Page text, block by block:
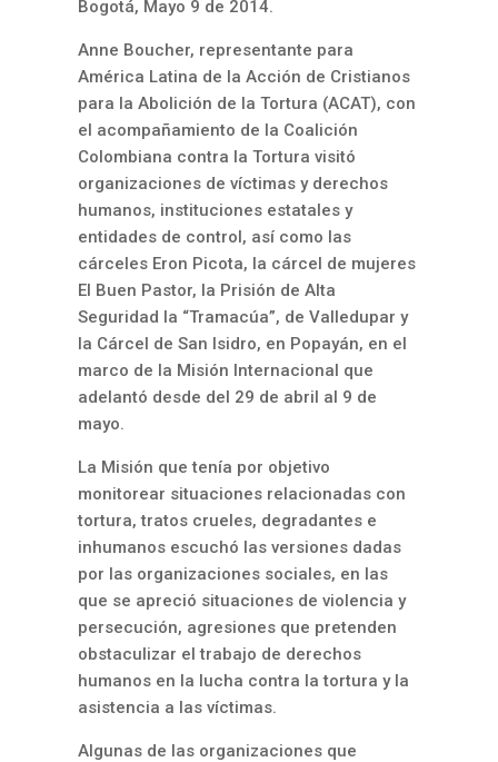
Bogotá, Mayo 9 de 2014.
Anne Boucher, representante para
América Latina de la Acción de Cristianos
para la Abolición de la Tortura (ACAT), con
el acompañamiento de la Coalición
Colombiana contra la Tortura visitó
organizaciones de víctimas y derechos
humanos, instituciones estatales y
entidades de control, así como las
cárceles Eron Picota, la cárcel de mujeres
El Buen Pastor, la Prisión de Alta
Seguridad la “Tramacúa”, de Valledupar y
la Cárcel de San Isidro, en Popayán, en el
marco de la Misión Internacional que
adelantó desde del 29 de abril al 9 de
mayo.
La Misión que tenía por objetivo
monitorear situaciones relacionadas con
tortura, tratos crueles, degradantes e
inhumanos escuchó las versiones dadas
por las organizaciones sociales, en las
que se apreció situaciones de violencia y
persecución, agresiones que pretenden
obstaculizar el trabajo de derechos
humanos en la lucha contra la tortura y la
asistencia a las víctimas.
Algunas de las organizaciones que